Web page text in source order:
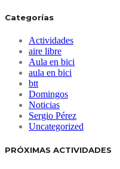
Categorías
Actividades
aire libre
Aula en bici
aula en bici
btt
Domingos
Noticias
Sergio Pérez
Uncategorized
PRÓXIMAS ACTIVIDADES